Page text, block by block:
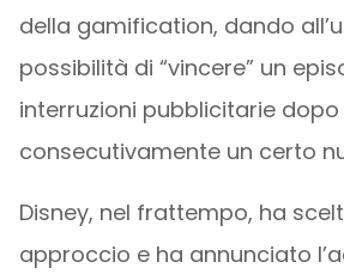
della gamification, dando
possibilità di “vincere” un
interruzioni pubblicitarie
consecutivamente un certo
Disney, nel frattempo, ha
approccio e ha annunciato